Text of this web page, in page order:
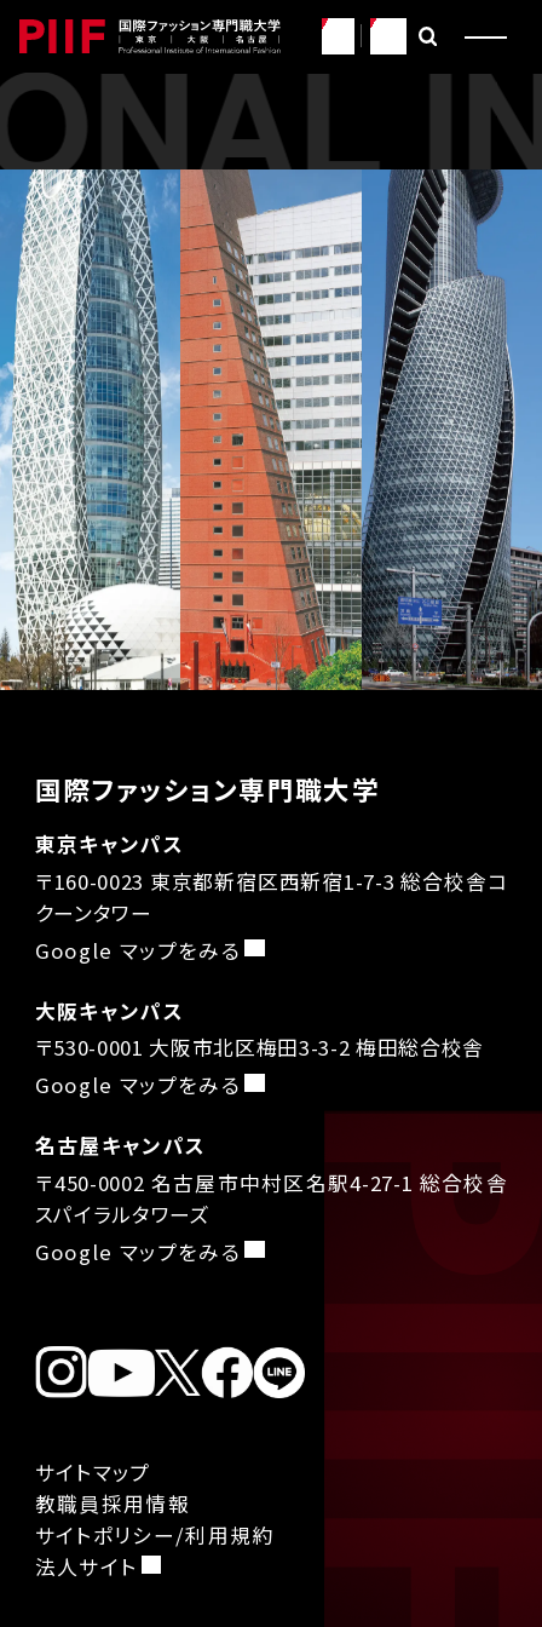
JP EN
国際ファッション専門職大学
東京キャンパス
〒160-0023 東京都新宿区西新宿1-7-3 総合校舎コ
クーンタワー
Google マップをみる
大阪キャンパス
〒530-0001 大阪市北区梅田3-3-2 梅田総合校舎
Google マップをみる
名古屋キャンパス
〒450-0002 名古屋市中村区名駅4-27-1 総合校舎
スパイラルタワーズ
Google マップをみる
サイトマップ
教職員採用情報
サイトポリシー/利用規約
法人サイト